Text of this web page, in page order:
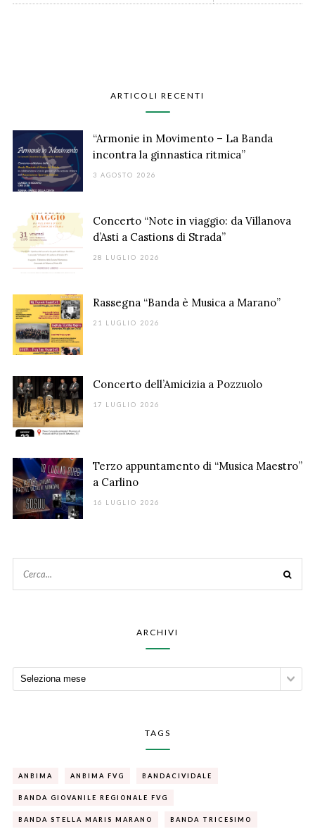
ARTICOLI RECENTI
“Armonie in Movimento – La Banda
incontra la ginnastica ritmica”
3 AGOSTO 2026
Concerto “Note in viaggio: da Villanova
d’Asti a Castions di Strada”
28 LUGLIO 2026
Rassegna “Banda è Musica a Marano”
21 LUGLIO 2026
Concerto dell’Amicizia a Pozzuolo
17 LUGLIO 2026
Terzo appuntamento di “Musica Maestro”
a Carlino
16 LUGLIO 2026
ARCHIVI
TAGS
ANBIMA ANBIMA FVG BANDACIVIDALE
BANDA GIOVANILE REGIONALE FVG
BANDA STELLA MARIS MARANO BANDA TRICESIMO